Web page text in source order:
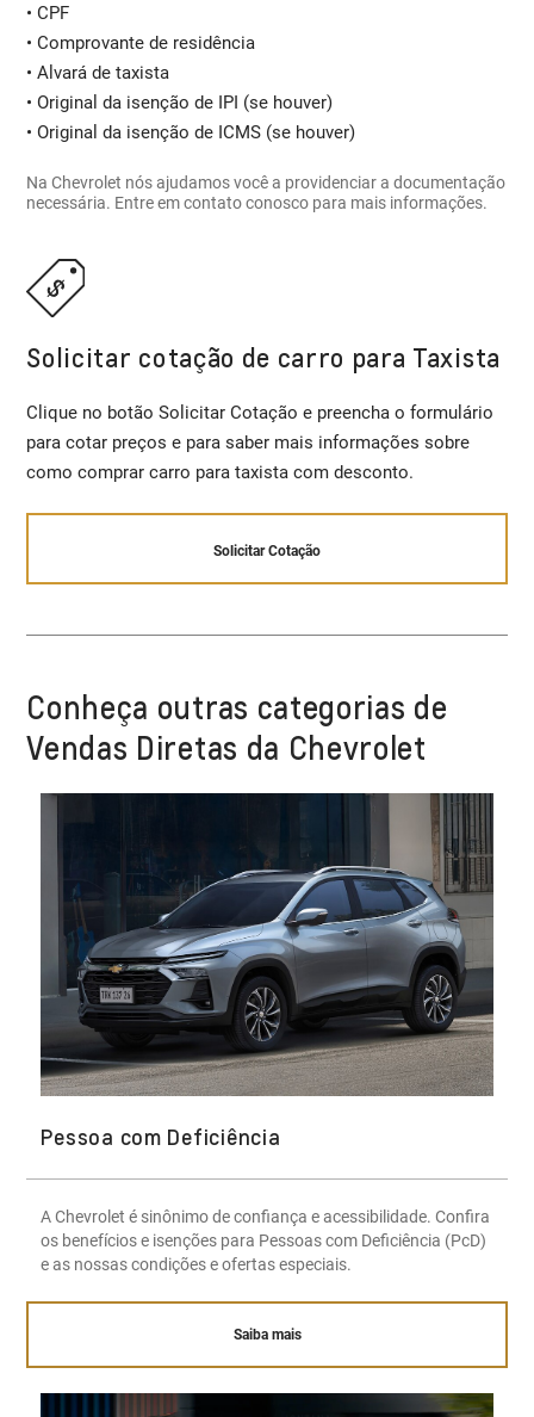
• CPF
• Comprovante de residência
• Alvará de taxista
• Original da isenção de IPI (se houver)
• Original da isenção de ICMS (se houver)
Na Chevrolet nós ajudamos você a providenciar a documentação
necessária. Entre em contato conosco para mais informações.
Solicitar cotação de carro para Taxista
Clique no botão Solicitar Cotação e preencha o formulário
para cotar preços e para saber mais informações sobre
como comprar carro para taxista com desconto.
Solicitar Cotação
Conheça outras categorias de
Vendas Diretas da Chevrolet
Pessoa com Deficiência
A Chevrolet é sinônimo de confiança e acessibilidade. Confira
os benefícios e isenções para Pessoas com Deficiência (PcD)
e as nossas condições e ofertas especiais.
Saiba mais